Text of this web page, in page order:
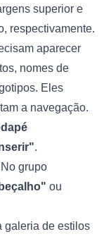
superior e
respectivamente.
aparecer
nomes de
Eles
a navegação.
.
No grupo
ou
galeria de estilos